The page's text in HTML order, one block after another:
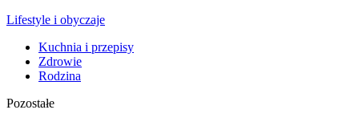
Lifestyle i obyczaje
Kuchnia i przepisy
Zdrowie
Rodzina
Pozostałe